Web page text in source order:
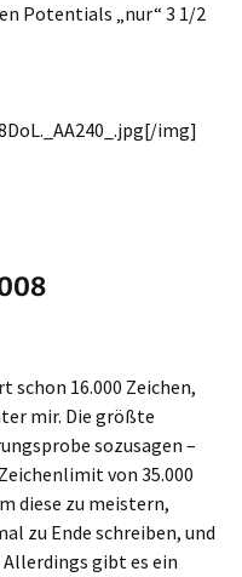
Potentials „nur“ 3 1/2
img]
schon 16.000 Zeichen,
mir. Die größte
sozusagen –
von 35.000
diese zu meistern,
zu Ende schreiben, und
gibt es ein